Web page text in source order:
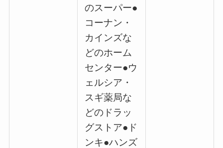
のスーパー●
コーナン・
カインズな
どのホーム
センター●ウ
ェルシア・
スギ薬局な
どのドラッ
グストア●ド
ンキ●ハンズ